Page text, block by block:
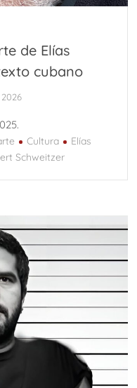
de Elías
cubano
Cultura
Elías
Schweitzer